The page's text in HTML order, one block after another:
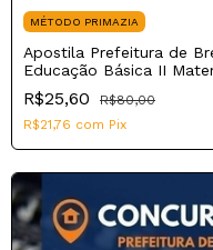
MÉTODO PRIMAZIA
Apostila Prefeitura de
Educação Básica II
R$25,60
R$80,00
R$21,76 com Pix